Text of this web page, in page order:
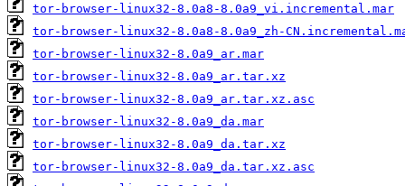
tor-browser-linux32-8.0a8-8.0a9_vi.incremental.mar
tor-browser-linux32-8.0a8-8.0a9_zh-
tor-browser-linux32-8.0a9_ar.mar
tor-browser-linux32-8.0a9_ar.tar.xz
tor-browser-linux32-8.0a9_ar.tar.xz.asc
tor-browser-linux32-8.0a9_da.mar
tor-browser-linux32-8.0a9_da.tar.xz
tor-browser-linux32-8.0a9_da.tar.xz.asc